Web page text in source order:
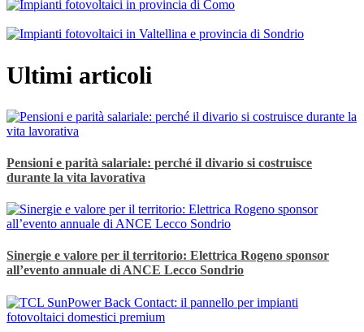
Ultimi articoli
Pensioni e parità salariale: perché il divario si costruisce
durante la vita lavorativa
Sinergie e valore per il territorio: Elettrica Rogeno sponsor
all’evento annuale di ANCE Lecco Sondrio